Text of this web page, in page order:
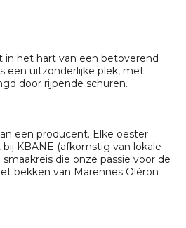
in het hart van een betoverend
een uitzonderlijke plek, met
door rijpende schuren.
een producent. Elke oester
KBANE (afkomstig van lokale
die onze passie voor de
bekken van Marennes Oléron